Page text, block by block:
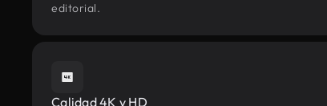
editorial.
Calidad 4K y HD